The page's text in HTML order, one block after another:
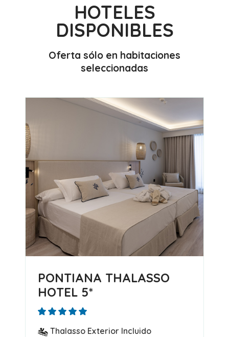
HOTELES
DISPONIBLES
Oferta sólo en habitaciones
seleccionadas
PONTIANA THALASSO
HOTEL 5*
Thalasso Exterior Incluido